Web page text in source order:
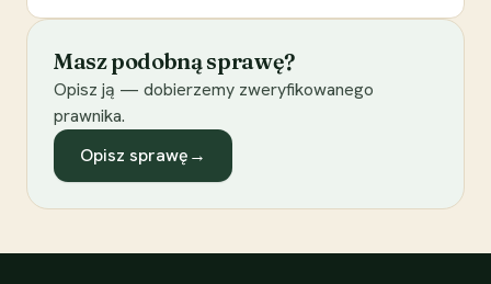
Masz podobną sprawę?
Opisz ją — dobierzemy zweryfikowanego
prawnika.
Opisz sprawę→